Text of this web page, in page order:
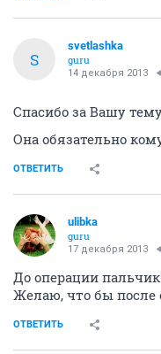
S
svetlashka
guru
14 декабря 2013
Спасибо за Вашу
Она обязательно
ОТВЕТИТЬ
ulibka
guru
17 декабря 2013
До операции
Желаю, что бы после
ОТВЕТИТЬ